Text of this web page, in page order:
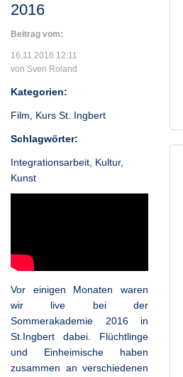
2016
Beitrag vom:
16.11.2016 12:11
von Sven Roland
Kategorien:
Film Kurs St. Ingbert
Schlagwörter:
Integrationsarbeit Kultur,
Kunst
Vor einigen Monaten waren
wir live bei der
Sommerakademie 2016 in
St.Ingbert dabei. Flüchtlinge
und Einheimische haben
zusammen an verschiedenen